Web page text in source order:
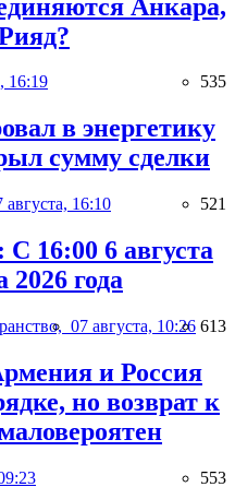
Анкара,
16:19 535
в энергетику
сумму сделки
августа, 16:10 521
16:00 6 августа
2026 года
07 августа, 10:26 613
и Россия
но возврат к
553